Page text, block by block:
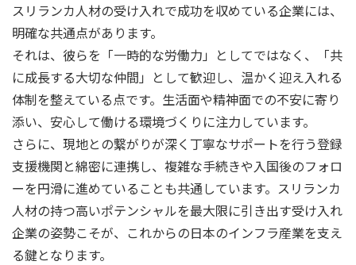
スリランカ人材の受け入れで成功を収めている企業には、
明確な共通点があります。
それは、彼らを「一時的な労働力」としてではなく、「共
に成長する大切な仲間」として歓迎し、温かく迎え入れる
体制を整えている点です。生活面や精神面での不安に寄り
添い、安心して働ける環境づくりに注力しています。
さらに、現地との繋がりが深く丁寧なサポートを行う登録
支援機関と綿密に連携し、複雑な手続きや入国後のフォロ
ーを円滑に進めていることも共通しています。スリランカ
人材の持つ高いポテンシャルを最大限に引き出す受け入れ
企業の姿勢こそが、これからの日本のインフラ産業を支え
る鍵となります。